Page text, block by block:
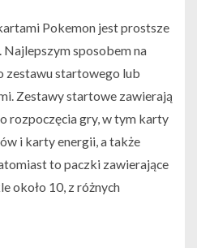
Pokemon jest prostsze
Najlepszym sposobem na
zestawu startowego lub
Zestawy startowe zawierają
rozpoczęcia gry, w tym karty
i karty energii, a także
to paczki zawierające
około 10, z różnych